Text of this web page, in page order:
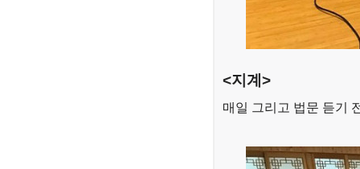
<지계>
매일 그리고 법문 듣기